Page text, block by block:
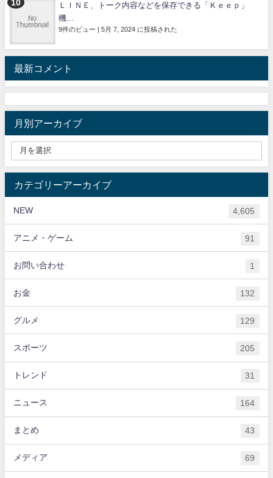
ＬＩＮＥ、トーク内容などを保存できる「Ｋｅｅｐ」
機...
9件のビュー | 5月 7, 2024 に投稿された
最新コメント
月別アーカイブ
カテゴリーアーカイブ
NEW 4,605
アニメ・ゲーム 91
お問い合わせ 1
お金 132
グルメ 129
スポーツ 205
トレンド 31
ニュース 164
まとめ 43
メディア 69